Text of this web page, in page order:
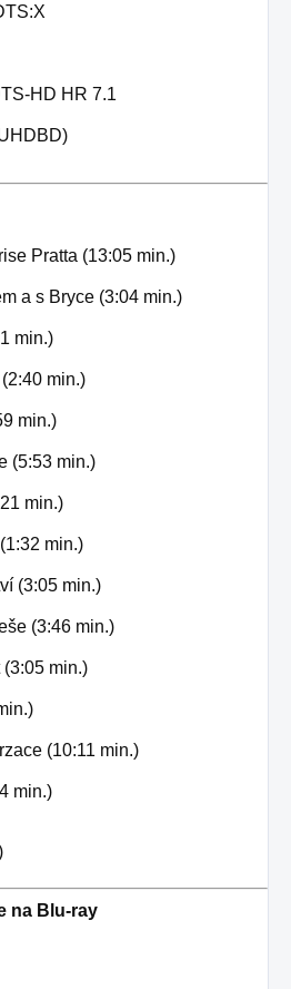
HD HR 7.1
Pratta (13:05 min.)
a s Bryce (3:04 min.)
min.)
min.)
min.)
(5:53 min.)
min.)
min.)
(3:05 min.)
(3:46 min.)
min.)
(10:11 min.)
min.)
na Blu-ray